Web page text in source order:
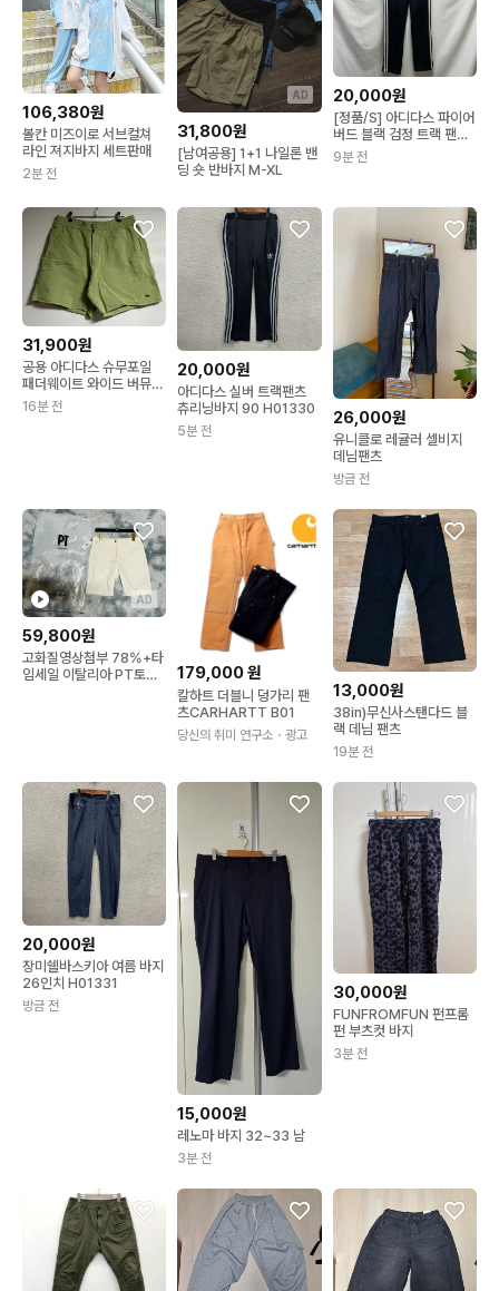
106,380원
볼칸 미즈이로 서브컬쳐
라인 져지바지 세트판매
2분 전
AD
31,800원
[남여공용] 1+1 나일론 밴
딩 숏 반바지 M-XL
20,000원
[정품/S] 아디다스 파이어
버드 블랙 검정 트랙 팬츠
바지
9분 전
31,900원
공용 아디다스 슈무포일
패더웨이트 와이드 버뮤다
팬츠 쇼츠 L
16분 전
20,000원
아디다스 실버 트랙팬츠
츄리닝바지 90 H01330
5분 전
26,000원
유니클로 레귤러 셀비지
데님팬츠
방금 전
AD
59,800원
고화질영상첨부 78%+타
임세일 이탈리아 PT토리
179,000원
칼하트 더블니 덩가리 팬
츠CARHARTT B01
당신의 취미 연구소 ・광고
13,000원
38in)무신사스탠다드 블
랙 데님 팬츠
19분 전
20,000원
장미쉘바스키아 여름 바지
26인치 H01331
방금 전
15,000원
레노마 바지 32~33 남
3분 전
30,000원
FUNFROMFUN 펀프롬
펀 부츠컷 바지
3분 전